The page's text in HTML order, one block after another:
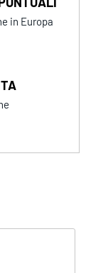
in Europa